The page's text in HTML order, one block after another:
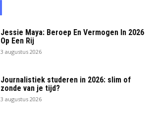
Jessie Maya: Beroep En Vermogen In 2026
Op Een Rij
3 augustus 2026
Journalistiek studeren in 2026: slim of
zonde van je tijd?
3 augustus 2026